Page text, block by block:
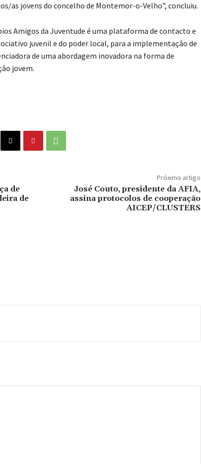
as jovens do concelho de Montemor-o-Velho”, concluiu.
Amigos da Juventude é uma plataforma de contacto e
juvenil e do poder local, para a implementação de
de uma abordagem inovadora na forma de
jovem.
de
de
Próximo artigo
José Couto, presidente da AFIA,
assina protocolos de cooperação
AICEP/CLUSTERS